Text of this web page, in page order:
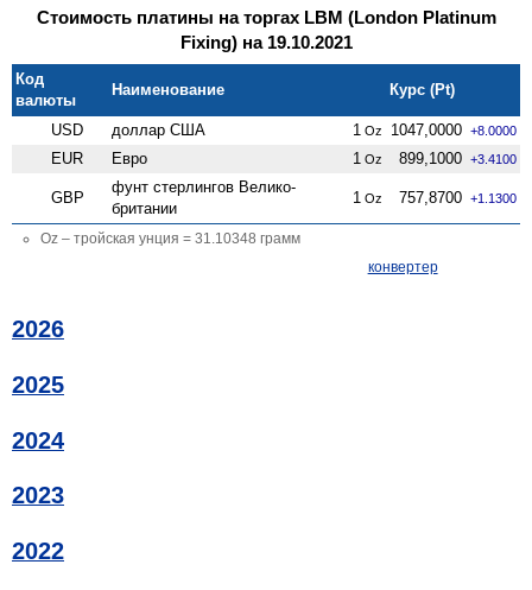
Стоимость платины на торгах LBM (London Platinum
Fixing) на 19.10.2021
Код
валюты
Наименование Курс (Pt)
USD доллар США 1 Oz 1047,0000 +8.0000
EUR Евро 1 Oz 899,1000 +3.4100
GBP
фунт стерлингов Велико­
британии
1 Oz 757,8700 +1.1300
Oz – тройская унция = 31.10348 грамм
конвертер
2026
2025
2024
2023
2022